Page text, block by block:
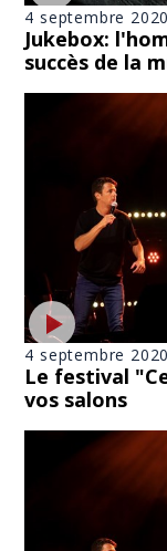
4 septembre
Jukebox:
succès de la
4 septembre
Le festival
vos salons